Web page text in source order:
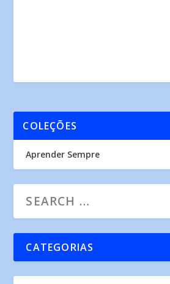
COLEÇÕES
Aprender Sempre
CATEGORIAS